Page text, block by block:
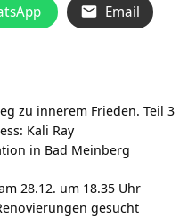
Email
zu innerem Frieden. Teil 3
Kali Ray
in Bad Meinberg
28.12. um 18.35 Uhr
gesucht